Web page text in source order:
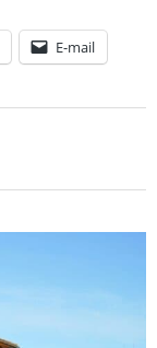
E-mail